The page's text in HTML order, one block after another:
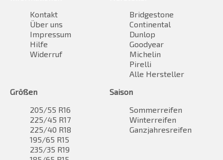
Kontakt
Über uns
Impressum
Hilfe
Widerruf
Bridgestone
Continental
Dunlop
Goodyear
Michelin
Pirelli
Alle Hersteller
Größen
205/55 R16
225/45 R17
225/40 R18
195/65 R15
235/35 R19
Saison
Sommerreifen
Winterreifen
Ganzjahresreifen